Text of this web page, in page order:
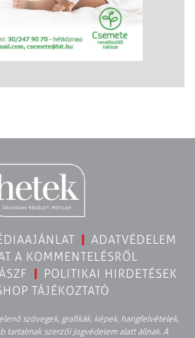
ADATVÉDELEM
A KOMMENTELÉSRŐL
ÁSZF
POLITIKAI HIRDETÉSEK
TÁJÉKOZTATÓ
szövegek, grafikák, képek, hangfelvételek,
tartalmak szerzői jogvédelem alatt állnak. A